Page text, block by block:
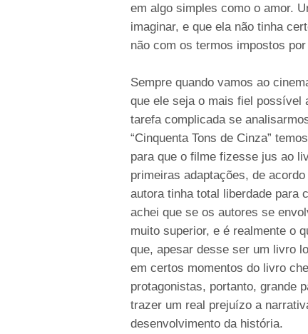
em algo simples como o amor.
imaginar, e que ela não tinha
não com os termos impostos por
Sempre quando vamos ao
que ele seja o mais fiel possível
tarefa complicada se
“Cinquenta Tons de Cinza”
para que o filme fizesse jus ao
primeiras adaptações, de
autora tinha total liberdade para
achei que se os autores se
muito superior, e é realmente o
que, apesar desse ser um livro
em certos momentos do livro
protagonistas, portanto, grande
trazer um real prejuízo a
desenvolvimento da história.